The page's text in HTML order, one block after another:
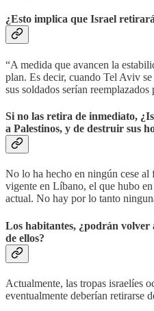
¿Esto implica que Israel
“A medida que avancen la
plan. Es decir, cuando Tel Aviv
sus soldados serían
Si no las retira de inmediato,
a Palestinos, y de destruir sus
No lo ha hecho en ningún cese al
vigente en Líbano, el que hubo
actual. No hay por lo tanto
Los habitantes, ¿podrán volver
de ellos?
Actualmente, las tropas israelíes
eventualmente deberían retirarse